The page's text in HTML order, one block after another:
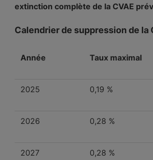
extinction complète de la CVAE
Calendrier de suppression de la
Année Taux maximal
2025 0,19 %
2026 0,28 %
2027 0,28 %